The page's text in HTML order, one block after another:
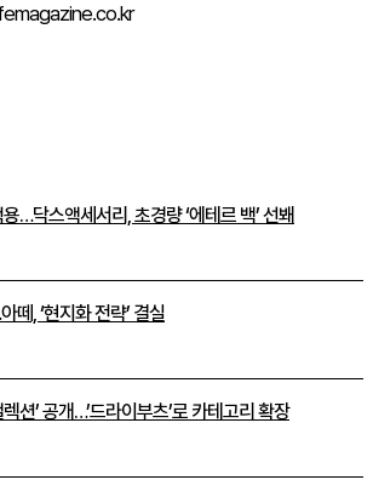
용…닥스액세서리, 초경량 ‘에테르 백’ 선봬
, ‘현지화 전략’ 결실
션’ 공개…’드라이부츠’로 카테고리 확장